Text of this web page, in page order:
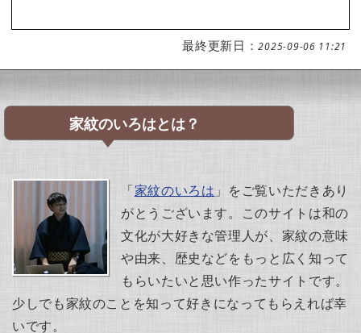
最終更新日：2025-09-06 11:21
家紋のいろはとは？
「家紋のいろは 」をご覧いただきあり
がとうございます。このサイトは和の
文化が大好きな管理人が、家紋の意味
や由来、歴史などをもっと広く知って
もらいたいと思い作ったサイトです。
少しでも家紋のことを知って好きになってもらえれば幸
いです。